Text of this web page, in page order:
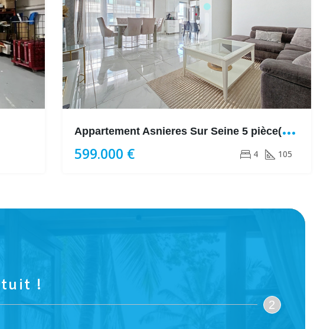
A
ppartement Asnieres Sur Seine 5 pièce(s) 105 m²
599.000 € 4 105
!
2